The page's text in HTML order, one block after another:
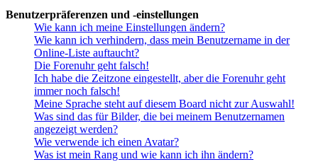
Benutzerpräferenzen und -einstellungen
Wie kann ich meine Einstellungen ändern?
Wie kann ich verhindern, dass mein Benutzername in der
Online-Liste auftaucht?
Die Forenuhr geht falsch!
Ich habe die Zeitzone eingestellt, aber die Forenuhr geht
immer noch falsch!
Meine Sprache steht auf diesem Board nicht zur Auswahl!
Was sind das für Bilder, die bei meinem Benutzernamen
angezeigt werden?
Wie verwende ich einen Avatar?
Was ist mein Rang und wie kann ich ihn ändern?